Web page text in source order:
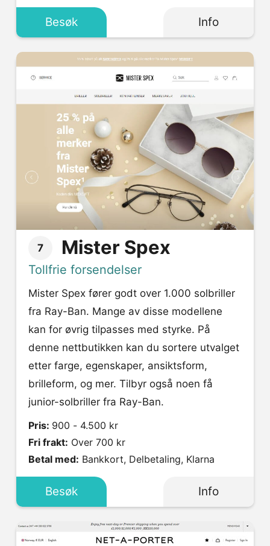
Besøk Info
7 Mister Spex
Tollfrie forsendelser
Mister Spex fører godt over 1.000 solbriller
fra Ray-Ban. Mange av disse modellene
kan for øvrig tilpasses med styrke. På
denne nettbutikken kan du sortere utvalget
etter farge, egenskaper, ansiktsform,
brilleform, og mer. Tilbyr også noen få
junior-solbriller fra Ray-Ban.
Pris: 900 - 4.500 kr
Fri frakt: Over 700 kr
Betal med: Bankkort, Delbetaling, Klarna
Besøk Info